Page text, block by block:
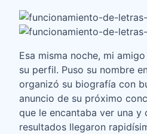
Esa misma noche, mi
su perfil. Puso su nombre
organizó su biografía con
anuncio de su próximo
que le encantaba ver una y
resultados llegaron